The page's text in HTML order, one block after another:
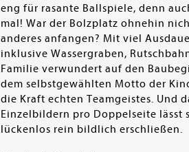
eng für rasante Ballspiele, denn
mal! War der Bolzplatz ohnehin
anderes anfangen? Mit viel
inklusive Wassergraben,
Familie verwundert auf den
dem selbstgewählten Motto der
die Kraft echten Teamgeistes. Und
Einzelbildern pro Doppelseite lässt
lückenlos rein bildlich erschließen.